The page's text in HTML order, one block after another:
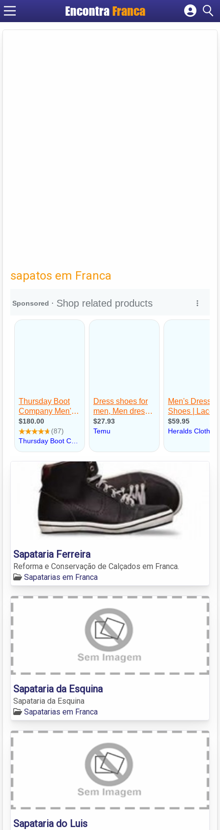
Encontra Franca
Cadastrar empresa
sapatos em Franca
Sapataria Ferreira
Reforma e Conservação de Calçados em Franca.
Sapatarias em Franca
Sapataria da Esquina
Sapataria da Esquina
Sapatarias em Franca
Sapataria do Luis